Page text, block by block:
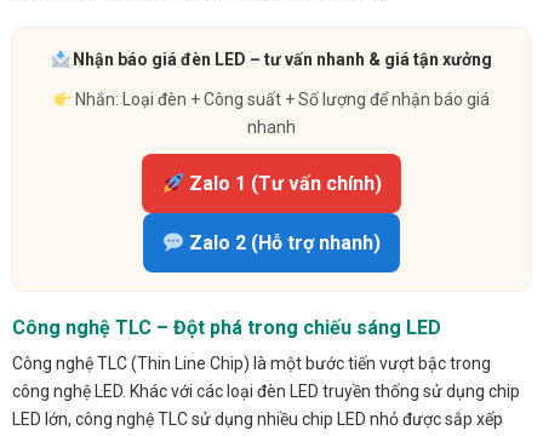
Nhận báo giá đèn LED – tư vấn nhanh & giá tận xưởng
Nhắn: Loại đèn + Công suất + Số lượng để nhận báo giá
nhanh
Zalo 1 (Tư vấn chính)
Zalo 2 (Hỗ trợ nhanh)
Công nghệ TLC – Đột phá trong chiếu sáng LED
Công nghệ TLC (Thin Line Chip) là một bước tiến vượt bậc trong
công nghệ LED. Khác với các loại đèn LED truyền thống sử dụng chip
LED lớn, công nghệ TLC sử dụng nhiều chip LED nhỏ được sắp xếp